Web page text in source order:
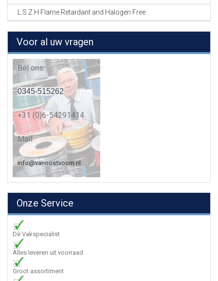
L.S.Z.H Flame Retardant and Halogen Free
Voor al uw vragen
Bel ons:
0345-515262
+31 (0)6-54291414
Mail:
info@vanoostvoorn.nl
Onze Service
Dè Vakspecialist
Alles leveren uit voorraad
Groot assortiment